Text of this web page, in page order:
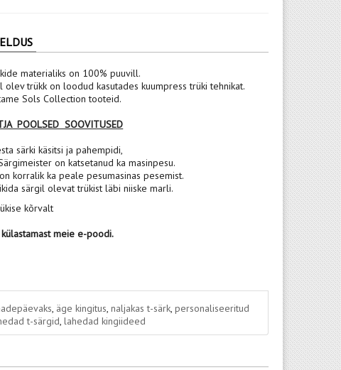
materialiks on 100% puuvill.
olev trükk on loodud kasutades kuumpress trüki tehnikat.
Sols Collection tooteid.
POOLSED SOOVITUSED
särki käsitsi ja pahempidi,
on katsetanud ka masinpesu.
korralik ka peale pesumasinas pesemist.
särgil olevat trükist läbi niiske marli.
kõrvalt
külastamast meie e-poodi.
, äge kingitus, naljakas t-särk, personaliseeritud
t-särgid, lahedad kingiideed